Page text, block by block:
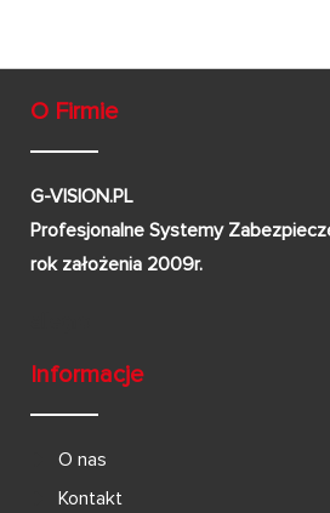
O Firmie
G-VISION.PL
Profesjonalne Systemy
rok założenia 2009r.
Informacje
O nas
Kontakt